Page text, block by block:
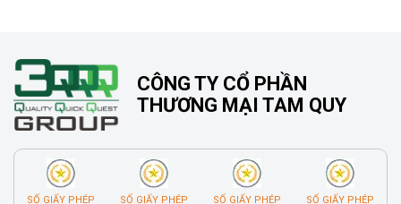
CÔNG TY CỔ PHẦN
THƯƠNG MẠI TAM QUY
SỐ GIẤY PHÉP SỐ GIẤY PHÉP SỐ GIẤY PHÉP SỐ GIẤY PHÉP